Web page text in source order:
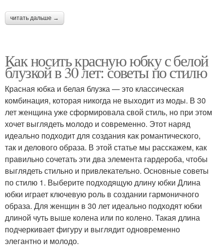
Шифоновые блузки Кружевная блузка
Блузки для создания Блузка в офисе
Блузка для создания
Блузка для вечернего
выхода
читать дальше →
Как носить красную юбку с белой
блузкой в 30 лет: советы по стилю
Красная юбка и белая блузка — это классическая
комбинация, которая никогда не выходит из моды. В 30
лет женщина уже сформировала свой стиль, но при этом
хочет выглядеть молодо и современно. Этот наряд
идеально подходит для создания как романтического,
так и делового образа. В этой статье мы расскажем, как
правильно сочетать эти два элемента гардероба, чтобы
выглядеть стильно и привлекательно. Основные советы
по стилю 1. Выберите подходящую длину юбки Длина
юбки играет ключевую роль в создании гармоничного
образа. Для женщин в 30 лет идеально подходят юбки
длиной чуть выше колена или по колено. Такая длина
подчеркивает фигуру и выглядит одновременно
элегантно и молодо.